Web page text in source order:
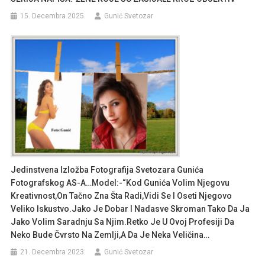
15. Decembra 2025. Gunić Svetozar
Jedinstvena Izložba Fotografija Svetozara Gunića
Fotografskog AS-A…Model:-“Kod Gunića Volim Njegovu
Kreativnost,on Tačno Zna Šta Radi,vidi Se I Oseti Njegovo
Veliko Iskustvo.Jako Je Dobar I Nadasve Skroman Tako Da Ja
Jako Volim Saradnju Sa Njim.Retko Je U Ovoj Profesiji Da
Neko Bude Čvrsto Na Zemlji,a Da Je Neka Veličina…
21. Decembra 2023. Gunić Svetozar